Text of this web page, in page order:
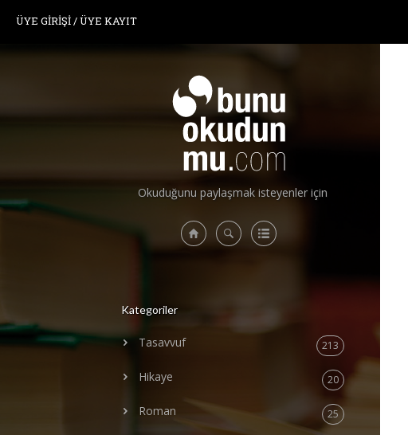
ÜYE GİRİŞİ/ÜYE KAYIT
Okuduğunu paylaşmak isteyenler için
Kategoriler
Tasavvuf 213
Hikaye 20
Roman 25